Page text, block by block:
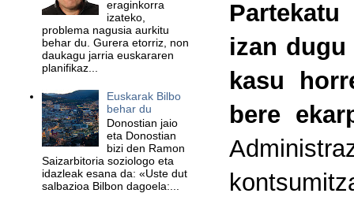
izan dugu
kasu
bere
eraginkorra
izateko,
problema nagusia aurkitu
behar du. Gurera etorriz, non
daukagu jarria euskararen
planifikaz...
Euskarak Bilbo
behar du
Donostian jaio
eta Donostian
bizi den Ramon
Saizarbitoria soziologo eta
idazleak esana da: «Uste dut
salbazioa Bilbon dagoela:...